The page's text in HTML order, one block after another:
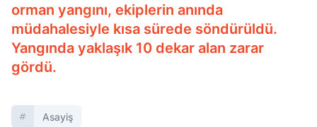
orman yangını, ekiplerin anında
müdahalesiyle kısa sürede söndürüldü.
Yangında yaklaşık 10 dekar alan zarar
gördü.
Asayiş